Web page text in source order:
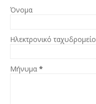
Όνομα
Ηλεκτρονικό ταχυδρομείο
Μήνυμα *